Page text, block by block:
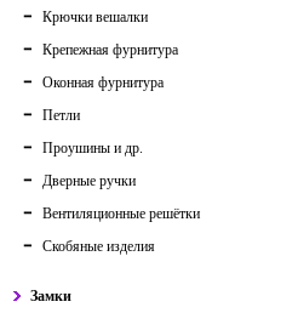
Крючки вешалки
Крепежная фурнитура
Оконная фурнитура
Петли
Проушины и др.
Дверные ручки
Вентиляционные решётки
Скобяные изделия
Замки